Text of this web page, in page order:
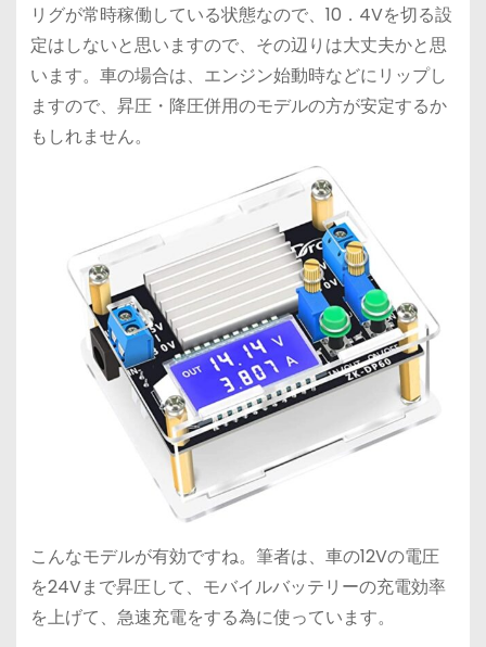
リグが常時稼働している状態なので、10．4Vを切る設
定はしないと思いますので、その辺りは大丈夫かと思
います。車の場合は、エンジン始動時などにリップし
ますので、昇圧・降圧併用のモデルの方が安定するか
もしれません。
こんなモデルが有効ですね。筆者は、車の12Vの電圧
を24Vまで昇圧して、モバイルバッテリーの充電効率
を上げて、急速充電をする為に使っています。